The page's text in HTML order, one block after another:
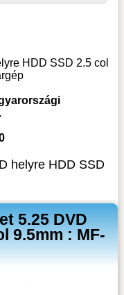
HDD SSD 2.5 col
helyre HDD SSD
5.25 DVD
9.5mm : MF-